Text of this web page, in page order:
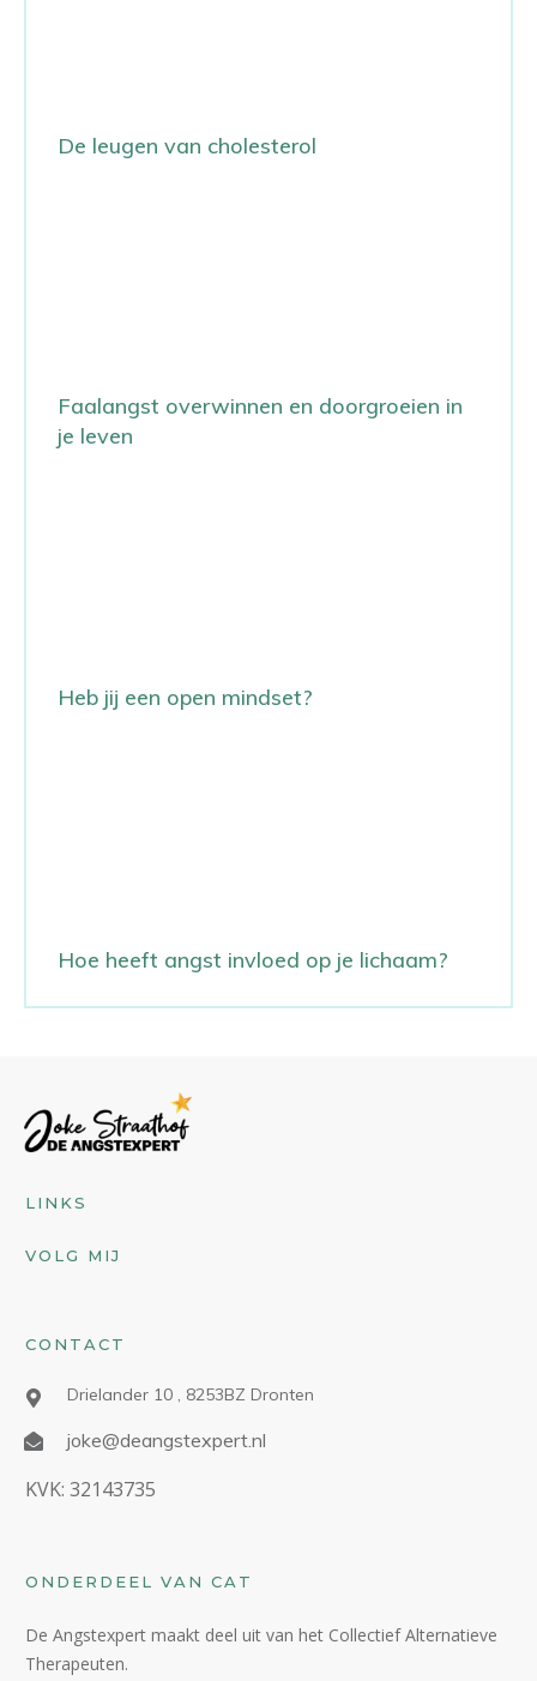
De leugen van cholesterol
Faalangst overwinnen en doorgroeien in
je leven
Heb jij een open mindset?
Hoe heeft angst invloed op je lichaam?
LINKS
VOLG MIJ
CONTACT
Drielander 10 , 8253BZ Dronten
joke@deangstexpert.nl
KVK: 32143735
ONDERDEEL VAN CAT
De Angstexpert maakt deel uit van het Collectief Alternatieve
Therapeuten.